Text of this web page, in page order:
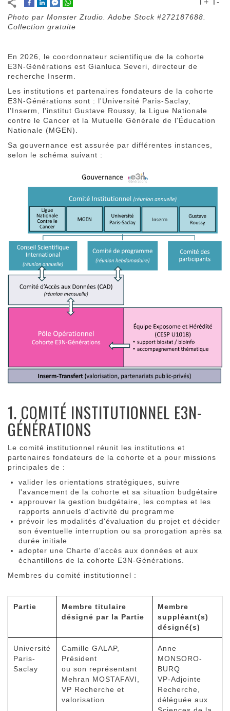
T+ T-
Photo par Monster Ztudio. Adobe Stock #272187688.
Collection gratuite
En 2026, le coordonnateur scientifique de la cohorte
E3N-Générations est Gianluca Severi, directeur de
recherche Inserm.
Les institutions et partenaires fondateurs de la cohorte
E3N-Générations sont : l'Université Paris-Saclay,
l'Inserm, l'institut Gustave Roussy, la Ligue Nationale
contre le Cancer et la Mutuelle Générale de l'Éducation
Nationale (MGEN).
Sa gouvernance est assurée par différentes instances,
selon le schéma suivant :
1. COMITÉ INSTITUTIONNEL E3N-
GÉNÉRATIONS
Le comité institutionnel réunit les institutions et
partenaires fondateurs de la cohorte et a pour missions
principales de :
valider les orientations stratégiques, suivre
l'avancement de la cohorte et sa situation budgétaire
approuver la gestion budgétaire, les comptes et les
rapports annuels d’activité du programme
prévoir les modalités d'évaluation du projet et décider
son éventuelle interruption ou sa prorogation après sa
durée initiale
adopter une Charte d’accès aux données et aux
échantillons de la cohorte E3N-Générations.
Membres du comité institutionnel :
Partie
Membre titulaire
désigné par la Partie
Membre
suppléant(s)
désigné(s)
Université
Paris-
Saclay
Camille GALAP,
Président
ou son représentant
Mehran MOSTAFAVI,
VP Recherche et
valorisation
Anne
MONSORO-
BURQ
VP-Adjointe
Recherche,
déléguée aux